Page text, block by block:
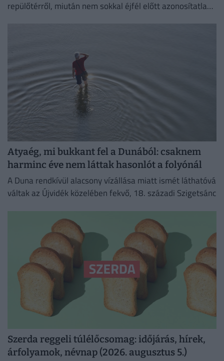
repülőtérről, miután nem sokkal éjfél előtt azonosítatlan
Atyaég, mi bukkant fel a Dunából: csaknem
harminc éve nem láttak hasonlót a folyónál
A Duna rendkívül alacsony vízállása miatt ismét láthatóvá
váltak az Újvidék közelében fekvő, 18. századi Szigetsánc
Szerda reggeli túlélőcsomag: időjárás, hírek,
árfolyamok, névnap (2026. augusztus 5.)